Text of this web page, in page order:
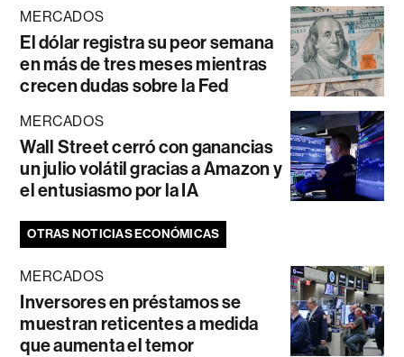
MERCADOS
El dólar registra su peor semana
en más de tres meses mientras
crecen dudas sobre la Fed
MERCADOS
Wall Street cerró con ganancias
un julio volátil gracias a Amazon y
el entusiasmo por la IA
OTRAS NOTICIAS ECONÓMICAS
MERCADOS
Inversores en préstamos se
muestran reticentes a medida
que aumenta el temor